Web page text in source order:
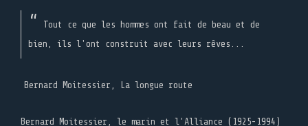
Tout ce que les hommes ont fait de beau et de
bien, ils l'ont construit avec leurs rêves...
Bernard Moitessier, La longue route
Bernard Moitessier, le marin et l’Alliance (1925-1994)